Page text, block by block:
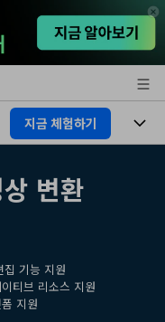
지금 체험하기
변환
집 기능 지원
티브 리소스 지원
지원